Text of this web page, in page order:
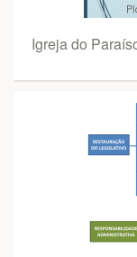
Igreja do